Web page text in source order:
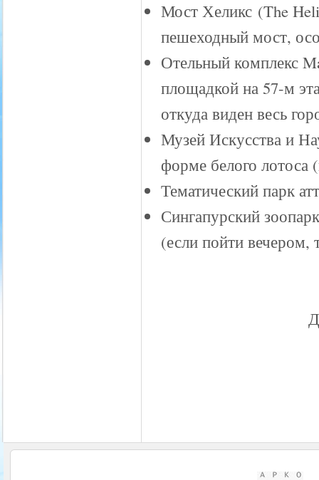
Мост Хеликс (The
пешеходный мост,
Отельный комплекс
площадкой на 57-м
откуда виден весь
Музей Искусства и
форме белого лотоса
Тематический парк
Сингапурский
(если пойти вечером,